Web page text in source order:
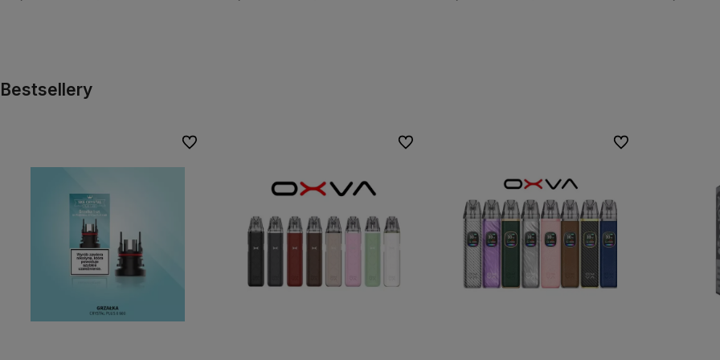
Bestsellery
Do ulubionych Do ulubionych Do ulubionych